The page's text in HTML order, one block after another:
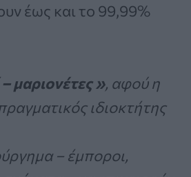
έως και το 99,99%
μαριονέτες », αφού η
ιδιοκτήτης
– έμποροι,